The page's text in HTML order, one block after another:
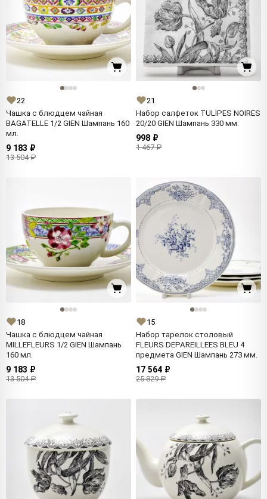
22
Чашка с блюдцем чайная
BAGATELLE 1/2 GIEN Шампань 160
мл.
9 183 ₽
13 504 ₽
21
Набор салфеток TULIPES NOIRES
20/20 GIEN Шампань 330 мм.
998 ₽
1 467 ₽
18
Чашка с блюдцем чайная
MILLEFLEURS 1/2 GIEN Шампань
160 мл.
9 183 ₽
13 504 ₽
15
Набор тарелок столовый
FLEURS DEPAREILLEES BLEU 4
предмета GIEN Шампань 273 мм.
17 564 ₽
25 829 ₽